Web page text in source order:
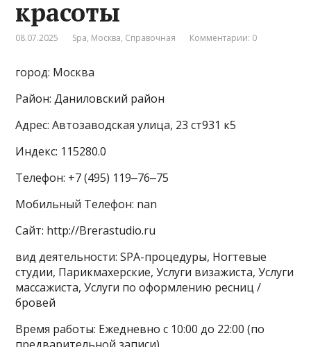
красоты
08.07.2025 Spa, Москва, Справочная Комментарии: 0
город: Москва
Район: Даниловский район
Адрес: Автозаводская улица, 23 ст931 к5
Индекс: 115280.0
Телефон: +7 (495) 119‒76‒75
Мобильный Телефон: nan
Сайт: http://Brerastudio.ru
вид деятельности: SPA-процедуры, Ногтевые
студии, Парикмахерские, Услуги визажиста, Услуги
массажиста, Услуги по оформлению ресниц /
бровей
Время работы: Ежедневно с 10:00 до 22:00 (по